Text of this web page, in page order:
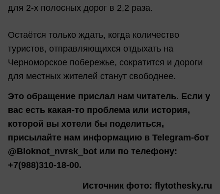
для 2-х полосных дорог в 2,2 раза.
Остаётся только ждать, когда количество
туристов, отправляющихся отдыхать на
Черноморское побережье, сократится и дороги
для местных жителей станут свободнее.
Это обращение прислал нам читатель. Если у
вас есть какая-то проблема или история,
которой вы хотели бы поделиться,
присылайте нам информацию в Telegram-бот
@Bloknot_nvrsk_bot или по телефону:
+7(988)310-18-00.
Источник фото: flytothesky.ru